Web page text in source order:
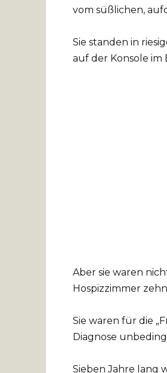
vom süßlichen,
Sie standen in
auf der Konsole im
Aber sie waren
Hospizzimmer
Sie waren für die
Diagnose
Sieben Jahre lang